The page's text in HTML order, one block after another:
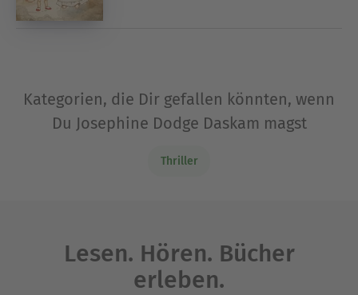
Kategorien, die Dir gefallen könnten, wenn
Du Josephine Dodge Daskam magst
Thriller
Lesen. Hören. Bücher
erleben.